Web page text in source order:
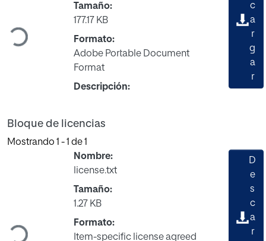
Cargando...
Tamaño:
177.17 KB
Formato:
Adobe Portable Document
Format
Descripción:
c
a
r
g
a
r
Bloque de licencias
Mostrando 1 - 1 de 1
Cargando...
Nombre:
license.txt
Tamaño:
1.27 KB
Formato:
Item-specific license agreed
D
e
s
c
a
r